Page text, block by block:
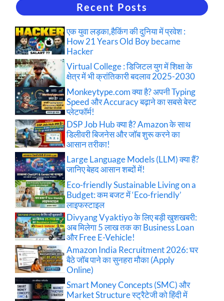
Recent Posts
एक युवा लड़का,हैकिंग की दुनिया में प्रवेश :
How 21 Years Old Boy became
Hacker
Virtual College : डिजिटल युग में शिक्षा के
क्षेत्र में भी क्रांतिकारी बदलाव 2025-2030
Monkeytype.com क्या है? अपनी Typing
Speed और Accuracy बढ़ाने का सबसे बेस्ट
प्लेटफॉर्म!
DSP Job Hub क्या है? Amazon के साथ
डिलीवरी बिजनेस और जॉब शुरू करने का
आसान तरीका!
Large Language Models (LLM) क्या हैं?
जानिए बेहद आसान शब्दों में!
Eco-friendly Sustainable Living on a
Budget: कम बजट में ‘Eco-friendly’
लाइफस्टाइल
Divyang Vyaktiyo के लिए बड़ी खुशखबरी:
अब मिलेगा 5 लाख तक का Business Loan
और Free E-Vehicle!
Amazon India Recruitment 2026: घर
बैठे जॉब पाने का सुनहरा मौका (Apply
Online)
Smart Money Concepts (SMC) और
Market Structure स्ट्रैटेजी को हिंदी में